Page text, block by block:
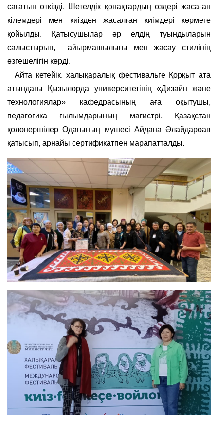
сағатын өткізді. Шетелдік қонақтардың өздері жасаған
кілемдері мен киізден жасалған киімдері көрмеге
қойылды. Қатысушылар әр елдің туындыларын
салыстырып, айырмашылығы мен жасау стилінің
өзгешелігін көрді.
Айта кетейік, халықаралық фестивальге Қорқыт ата
атындағы Қызылорда университетінің «Дизайн және
технологиялар» кафедрасының аға оқытушы,
педагогика ғылымдарының магистрі, Қазақстан
қолөнершілер Одағының мүшесі Айдана Әлайдароав
қатысып, арнайы сертификатпен марапатталды.